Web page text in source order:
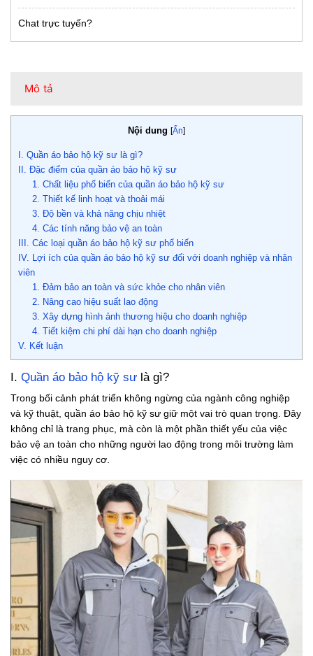
Chat trực tuyến?
Mô tả
Nội dung [Ẩn]
I. Quần áo bảo hộ kỹ sư là gì?
II. Đặc điểm của quần áo bảo hộ kỹ sư
1. Chất liệu phổ biến của quần áo bảo hộ kỹ sư
2. Thiết kế linh hoạt và thoải mái
3. Độ bền và khả năng chịu nhiệt
4. Các tính năng bảo vệ an toàn
III. Các loại quần áo bảo hộ kỹ sư phổ biến
IV. Lợi ích của quần áo bảo hộ kỹ sư đối với doanh nghiệp và nhân
viên
1. Đảm bảo an toàn và sức khỏe cho nhân viên
2. Nâng cao hiệu suất lao động
3. Xây dựng hình ảnh thương hiệu cho doanh nghiệp
4. Tiết kiệm chi phí dài hạn cho doanh nghiệp
V. Kết luận
I. Quần áo bảo hộ kỹ sư là gì?
Trong bối cảnh phát triển không ngừng của ngành công nghiệp
và kỹ thuật, quần áo bảo hộ kỹ sư giữ một vai trò quan trọng. Đây
không chỉ là trang phục, mà còn là một phần thiết yếu của việc
bảo vệ an toàn cho những người lao động trong môi trường làm
việc có nhiều nguy cơ.